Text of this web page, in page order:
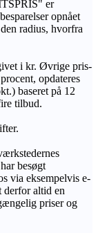
er
opnået
radius, hvorfra
i kr. Øvrige pris-
opdateres
baseret på 12
tilbud.
besøgt
via eksempelvis e-
derfor altid en
priser og